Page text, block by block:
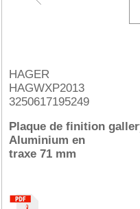
HAGER
HAGWXP2013
3250617195249
Plaque de finition
Aluminium en
traxe 71 mm